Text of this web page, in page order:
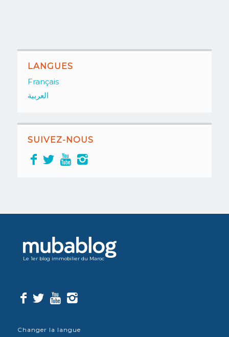
LANGUES
Français
العربية
SUIVEZ-NOUS
Le 1er blog immobilier du Maroc
Changer la langue